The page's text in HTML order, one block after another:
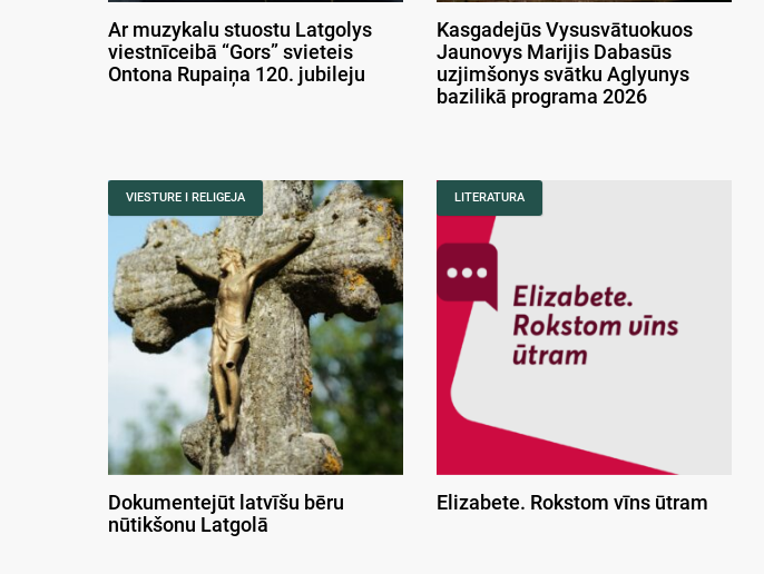
Ar muzykalu stuostu Latgolys
viestnīceibā “Gors” svieteis
Ontona Rupaiņa 120. jubileju
Kasgadejūs Vysusvātuokuos
Jaunovys Marijis Dabasūs
uzjimšonys svātku Aglyunys
bazilikā programa 2026
VIESTURE I RELIGEJA
Dokumentejūt latvīšu bēru
nūtikšonu Latgolā
LITERATURA
Elizabete. Rokstom vīns ūtram